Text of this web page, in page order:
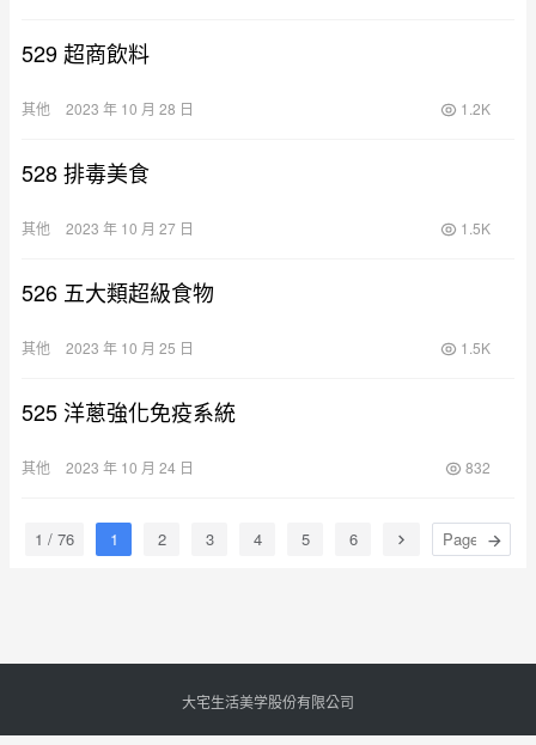
529 超商飲料
其他 2023 年 10 月 28 日 1.2K
528 排毒美食
其他 2023 年 10 月 27 日 1.5K
526 五大類超級食物
其他 2023 年 10 月 25 日 1.5K
525 洋蔥強化免疫系統
其他 2023 年 10 月 24 日 832
1 / 76 1 2 3 4 5 6
大宅生活美学股份有限公司